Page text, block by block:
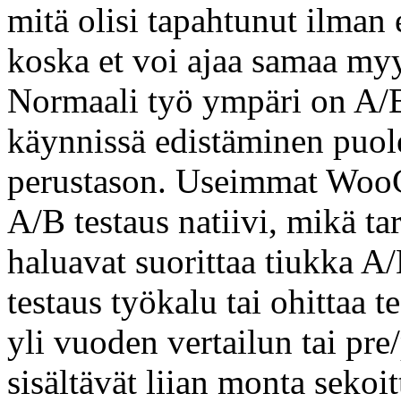
mitä olisi tapahtunut ilman
koska et voi ajaa samaa
Normaali työ ympäri on A/
käynnissä edistäminen
perustason. Useimmat
A/B testaus natiivi, mikä
haluavat suorittaa tiukka
testaus työkalu tai ohittaa
yli vuoden vertailun tai
sisältävät liian monta